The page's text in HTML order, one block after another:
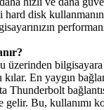
disk
bilgisayara
kılar. En yaygın
gelir. Bu, kullanımı